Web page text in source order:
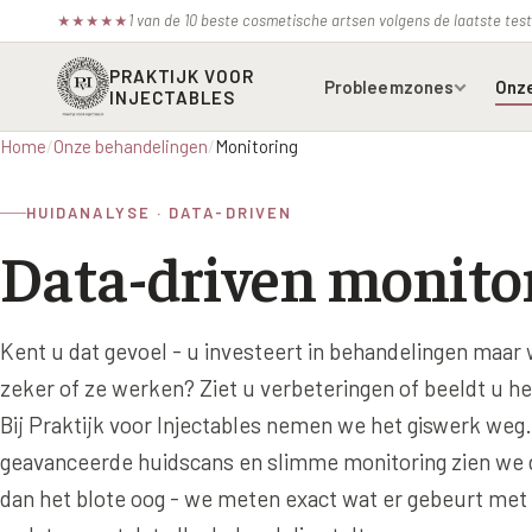
★ ★ ★ ★ ★ 1 van de 10 beste cosmetische artsen volgens de laatste
PRAKTIJK VOOR
INJECTABLES
Probleemzones
Wenkbrauwen
Hangende oogleden
Donkere kringen onder de
Traangoot en wallen
Home/Onze behandelingen/Monitoring
HUIDANALYSE · DATA-DRIVEN
Data-driven
Kent u dat gevoel - u investeert in behandelingen maar
zeker of ze werken? Ziet u verbeteringen of beeldt u
Bij Praktijk voor Injectables nemen we het giswerk
geavanceerde huidscans en slimme monitoring zien we
dan het blote oog - we meten exact wat er gebeurt